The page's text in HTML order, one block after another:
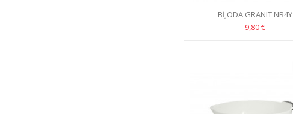
BĻODA GRANIT NR4Y
9,80 €